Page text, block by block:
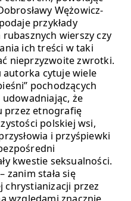
Wężowicz-
przykłady
wierszy czy
ich treści w taki
nieprzyzwoite zwrotki.
autorka cytuje wiele
pochodzących
że
przez etnografię
polskiej wsi,
i przyśpiewki
kwestie seksualności.
zanim stała się
chrystianizacji przez